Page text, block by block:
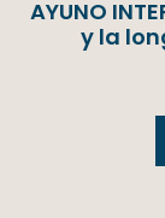
AYUNO
y la